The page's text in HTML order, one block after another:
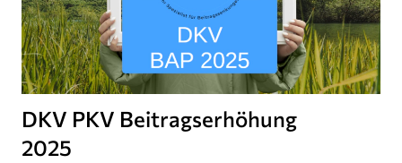
DKV PKV Beitragserhöhung
2025